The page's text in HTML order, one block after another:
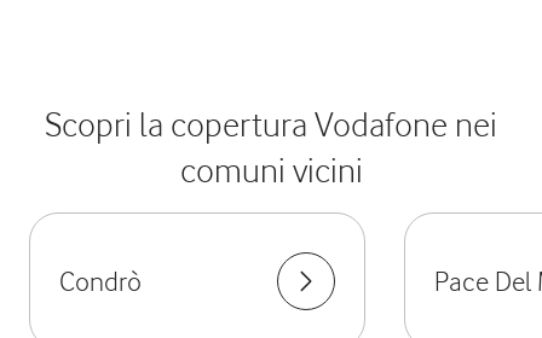
Scopri la copertura Vodafone nei
comuni vicini
Condrò Pace Del